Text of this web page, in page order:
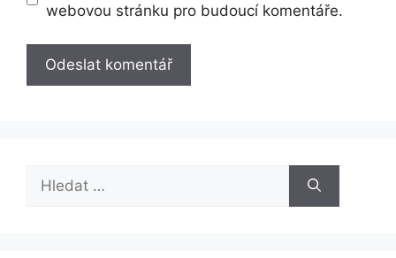
webovou stránku pro budoucí komentáře.
Hledat: